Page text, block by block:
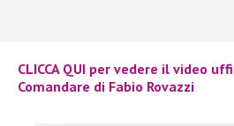
CLICCA QUI per vedere il video
Comandare di Fabio Rovazzi